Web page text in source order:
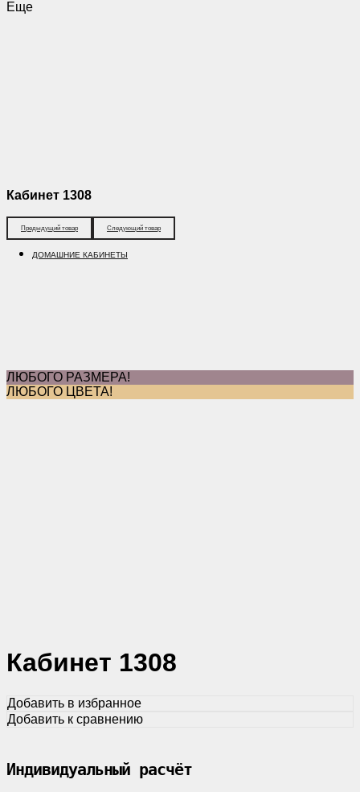
Еще
Кабинет 1308
Предыдущий товар Следующий товар
ДОМАШНИЕ КАБИНЕТЫ
ЛЮБОГО РАЗМЕРА!
ЛЮБОГО ЦВЕТА!
Кабинет 1308
Добавить в избранное
Добавить к сравнению
Индивидуальный расчёт